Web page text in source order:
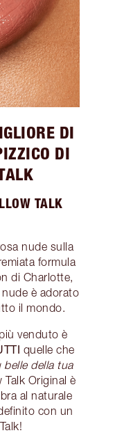
DI
DI
TALK
nude sulla
formula
di Charlotte,
è adorato
il mondo.
venduto è
quelle che
belle della tua
Talk Original è
al naturale
con un